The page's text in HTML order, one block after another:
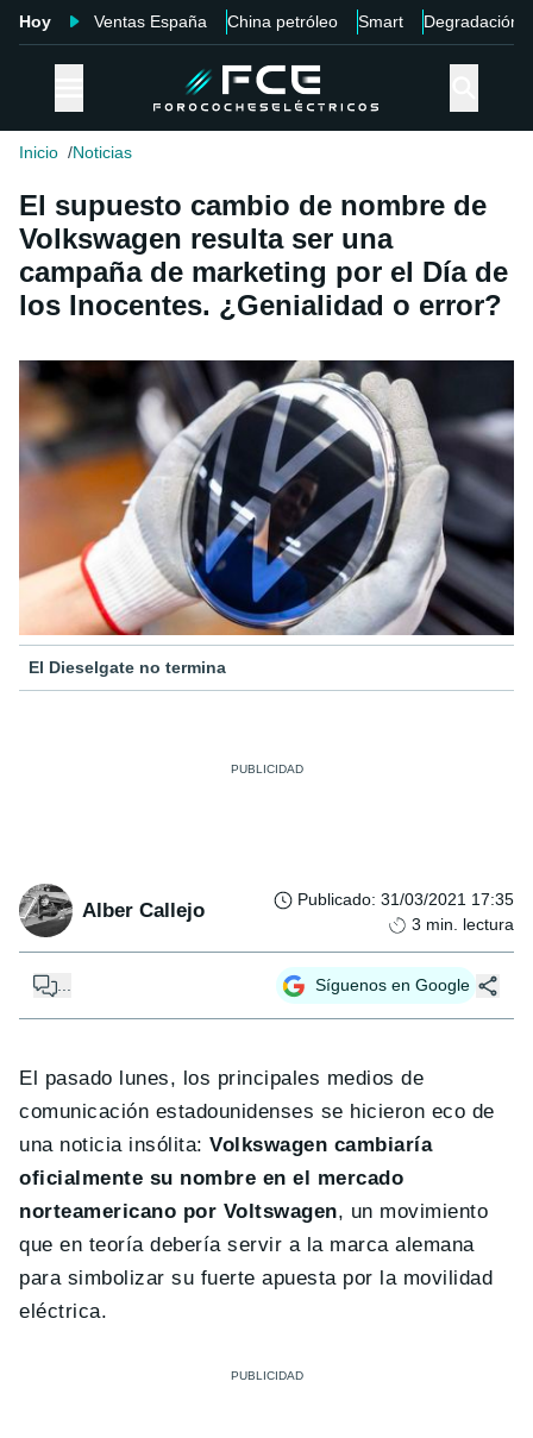
Hoy Ventas España China petróleo Smart Degradación
Inicio Noticias
El supuesto cambio de nombre de
Volkswagen resulta ser una
campaña de marketing por el Día de
los Inocentes. ¿Genialidad o error?
El Dieselgate no termina
Alber Callejo Publicado: 31/03/2021 17:35
3 min. lectura
... Síguenos en Google
El pasado lunes, los principales medios de
comunicación estadounidenses se hicieron eco de
una noticia insólita:Volkswagen cambiaría
oficialmente su nombre en el mercado
norteamericano por Voltswagen, un movimiento
que en teoría debería servir a la marca alemana
para simbolizar su fuerte apuesta por la movilidad
eléctrica.